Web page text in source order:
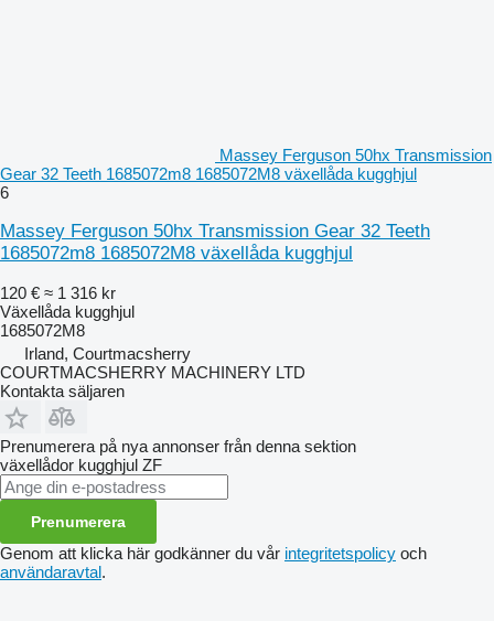
Massey Ferguson 50hx Transmission
Gear 32 Teeth 1685072m8 1685072M8 växellåda kugghjul
6
Massey Ferguson 50hx Transmission Gear 32 Teeth
1685072m8 1685072M8 växellåda kugghjul
120 € ≈ 1 316 kr
Växellåda kugghjul
1685072M8
Irland, Courtmacsherry
COURTMACSHERRY MACHINERY LTD
Kontakta säljaren
Prenumerera på nya annonser från denna sektion
växellådor kugghjul ZF
Prenumerera
Genom att klicka här godkänner du vår integritetspolicy och
användaravtal.